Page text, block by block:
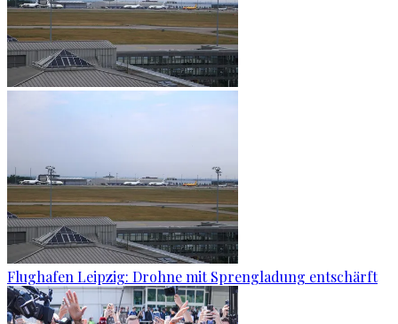
Flughafen Leipzig: Drohne mit Sprengladung entschärft